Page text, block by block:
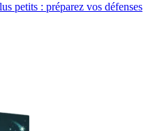
petits : préparez vos défenses